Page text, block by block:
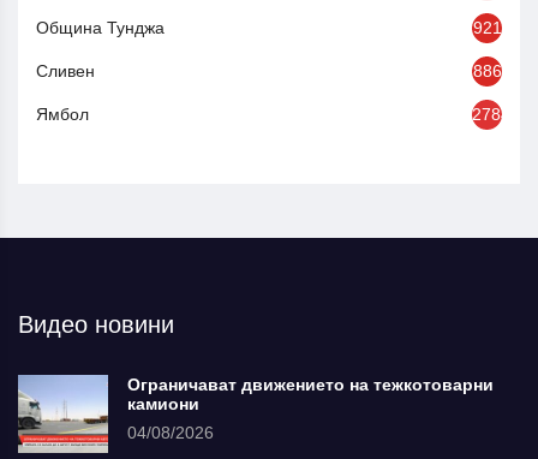
Община Тунджа 921
Сливен 886
Ямбол 2784
Видео новини
Ограничават движението на тежкотоварни
камиони
04/08/2026